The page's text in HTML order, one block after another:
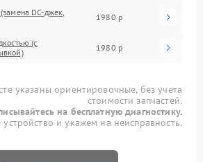
DC-джек,
1980 р
(с
1980 р
указаны ориентировочные, без учета
стоимости запчастей.
на бесплатную диагностику.
и укажем на неисправность.